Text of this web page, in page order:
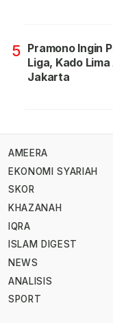
5 Pramono Ingin
Liga, Kado
Jakarta
AMEERA
EKONOMI SYARIAH
SKOR
KHAZANAH
IQRA
ISLAM DIGEST
NEWS
ANALISIS
SPORT